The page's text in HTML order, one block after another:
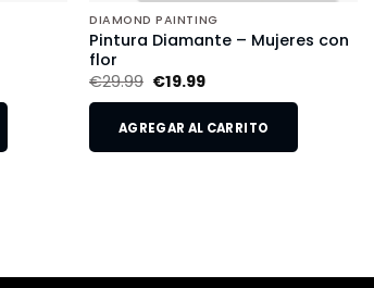
DIAMOND PAINTING
Pintura Diamante – Mujeres con
flor
€29.99 €19.99
AGREGAR AL CARRITO